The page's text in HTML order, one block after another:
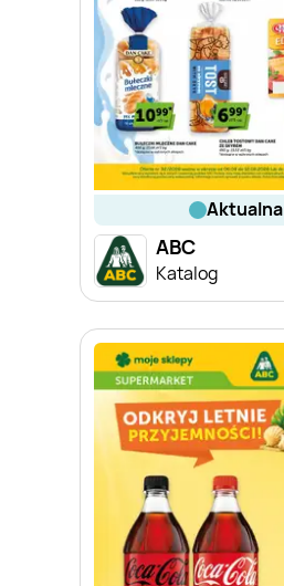
aktualna
ABC
Katalog